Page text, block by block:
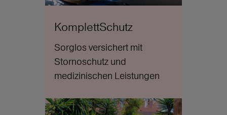
KomplettSchutz
Sorglos versichert mit
Stornoschutz und
medizinischen Leistungen